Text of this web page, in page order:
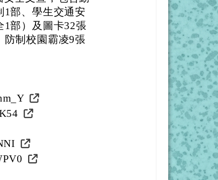
1部、學生交通安
部）及圖卡32張
防制校園霸凌9張